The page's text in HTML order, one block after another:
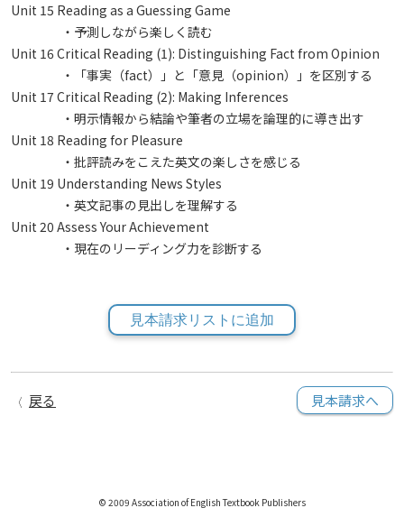
Unit 15 Reading as a Guessing Game
・予測しながら楽しく読む
Unit 16 Critical Reading (1): Distinguishing Fact from Opinion
・「事実（fact）」と「意見（opinion）」を区別する
Unit 17 Critical Reading (2): Making Inferences
・明示情報から結論や筆者の立場を論理的に導き出す
Unit 18 Reading for Pleasure
・批評読みをこえた英文の楽しさを感じる
Unit 19 Understanding News Styles
・英文記事の見出しを理解する
Unit 20 Assess Your Achievement
・現在のリーディング力を診断する
見本請求リストに追加
戻る 見本請求へ
© 2009 Association of English Textbook Publishers